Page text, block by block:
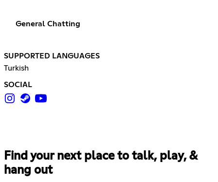
General Chatting
SUPPORTED LANGUAGES
Turkish
SOCIAL
Find your next place to talk, play, &
hang out